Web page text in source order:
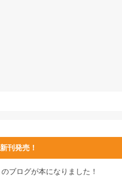
新刊発売！
のブログが本になりました！